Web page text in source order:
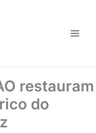
restauram
do